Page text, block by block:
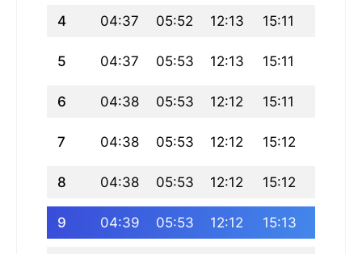
4 04:37 05:52 12:13 15:11
5 04:37 05:53 12:13 15:11
6 04:38 05:53 12:12 15:11
7 04:38 05:53 12:12 15:12
8 04:38 05:53 12:12 15:12
9 04:39 05:53 12:12 15:13